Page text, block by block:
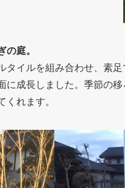
の庭。
タイルを組み合わせ、素
に成長しました。季節の
くれます。